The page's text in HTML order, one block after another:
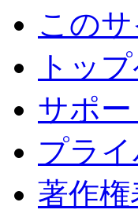
この
トッ
サポ
プラ
著作